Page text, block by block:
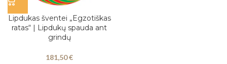
Lipdukas šventei „Egzotiškas
ratas“ | Lipdukų spauda ant
grindų
181,50€